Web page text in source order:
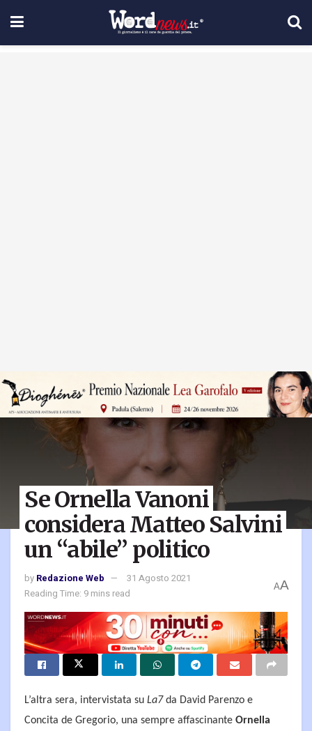
Se Ornella Vanoni
considera Matteo Salvini
un “abile” politico
by Redazione Web
31 Agosto 2021
Reading Time: 9 mins read
AA
L’altra sera, intervistata su La7da David Parenzo e
Concita de Gregorio, una sempre affascinante Ornella